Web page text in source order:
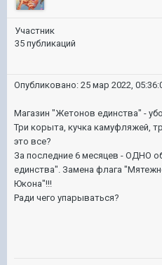
Участник
35 публикаций
Опубликовано: 25 мар 2022,
Магазин "Жетонов единства" -
Три корыта, кучка камуфляжей,
это все?
За последние 6 месяцев - ОДНО
единства". Замена флага
Юкона"!!!
Ради чего упарываться?